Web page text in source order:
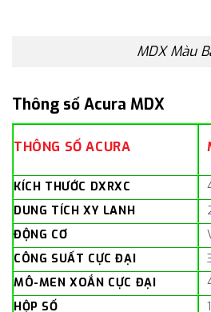
MDX Màu
Thông số Acura MDX
THÔNG SỐ ACURA
KÍCH THƯỚC DXRXC
DUNG TÍCH XY LANH
ĐỘNG CƠ
CÔNG SUẤT CỰC ĐẠI
MÔ-MEN XOẮN CỰC ĐẠI
HỘP SỐ